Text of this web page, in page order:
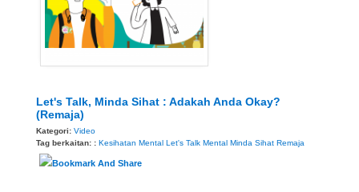
Let's Talk, Minda Sihat : Adakah Anda Okay?
(Remaja)
Kategori: Video
Tag berkaitan: : Kesihatan Mental Let's Talk Mental Minda Sihat Remaja